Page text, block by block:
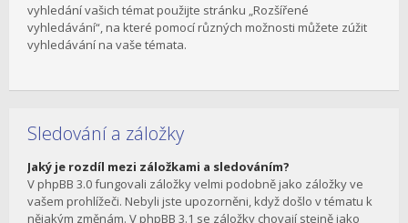
vyhledání vašich témat použijte stránku „Rozšířené
vyhledávání“, na které pomocí různých možnosti můžete zúžit
vyhledávání na vaše témata.
Sledování a záložky
Jaký je rozdíl mezi záložkami a sledováním?
V phpBB 3.0 fungovali záložky velmi podobně jako záložky ve
vašem prohlížeči. Nebyli jste upozorněni, když došlo v tématu k
nějakým změnám. V phpBB 3.1 se záložky chovají stejně jako